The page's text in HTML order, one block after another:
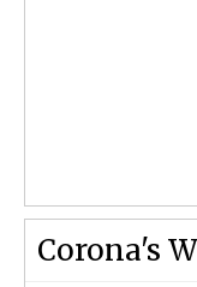
Corona's